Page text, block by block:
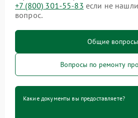
+7 (800) 301-55-83 если не
вопрос.
Общие вопросы
Вопросы по ремонту
Какие документы вы предоставляете?